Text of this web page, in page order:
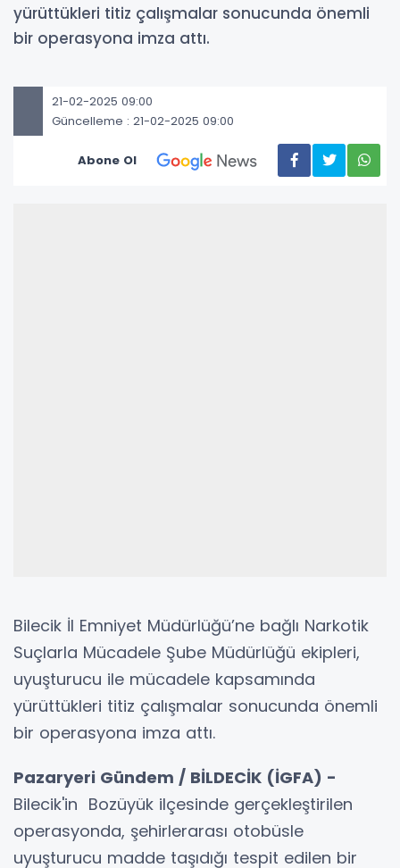
yürüttükleri titiz çalışmalar sonucunda önemli
bir operasyona imza attı.
21-02-2025 09:00
Güncelleme : 21-02-2025 09:00
Abone Ol
Bilecik İl Emniyet Müdürlüğü’ne bağlı Narkotik
Suçlarla Mücadele Şube Müdürlüğü ekipleri,
uyuşturucu ile mücadele kapsamında
yürüttükleri titiz çalışmalar sonucunda önemli
bir operasyona imza attı.
Pazaryeri Gündem / BİLDECİK (İGFA) -
Bilecik'in Bozüyük ilçesinde gerçekleştirilen
operasyonda, şehirlerarası otobüsle
uyuşturucu madde taşıdığı tespit edilen bir